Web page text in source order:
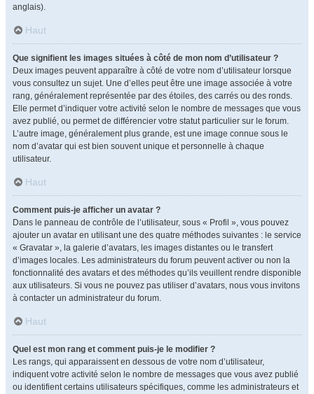
anglais).
Haut
Que signifient les images situées à côté de mon nom d’utilisateur ?
Deux images peuvent apparaître à côté de votre nom d’utilisateur lorsque
vous consultez un sujet. Une d’elles peut être une image associée à votre
rang, généralement représentée par des étoiles, des carrés ou des ronds.
Elle permet d’indiquer votre activité selon le nombre de messages que vous
avez publié, ou permet de différencier votre statut particulier sur le forum.
L’autre image, généralement plus grande, est une image connue sous le
nom d’avatar qui est bien souvent unique et personnelle à chaque
utilisateur.
Haut
Comment puis-je afficher un avatar ?
Dans le panneau de contrôle de l’utilisateur, sous « Profil », vous pouvez
ajouter un avatar en utilisant une des quatre méthodes suivantes : le service
« Gravatar », la galerie d’avatars, les images distantes ou le transfert
d’images locales. Les administrateurs du forum peuvent activer ou non la
fonctionnalité des avatars et des méthodes qu’ils veuillent rendre disponible
aux utilisateurs. Si vous ne pouvez pas utiliser d’avatars, nous vous invitons
à contacter un administrateur du forum.
Haut
Quel est mon rang et comment puis-je le modifier ?
Les rangs, qui apparaissent en dessous de votre nom d’utilisateur,
indiquent votre activité selon le nombre de messages que vous avez publié
ou identifient certains utilisateurs spécifiques, comme les administrateurs et